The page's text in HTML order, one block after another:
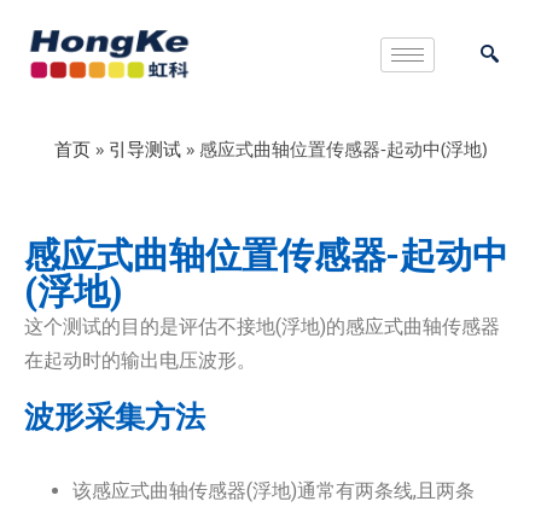
首页 » 引导测试 » 感应式曲轴位置传感器-起动中(浮地)
感应式曲轴位置传感器-起动中
(浮地)
这个测试的目的是评估不接地(浮地)的感应式曲轴传感器
在起动时的输出电压波形。
波形采集方法
该感应式曲轴传感器(浮地)通常有两条线,且两条